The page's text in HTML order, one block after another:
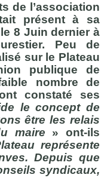
de l’association
présent à sa
8 Juin dernier à
Peu de
sur le Plateau
publique de
nombre de
constaté ses
le concept de
être les relais
maire » ont-ils
représente
Depuis que
syndicaux,